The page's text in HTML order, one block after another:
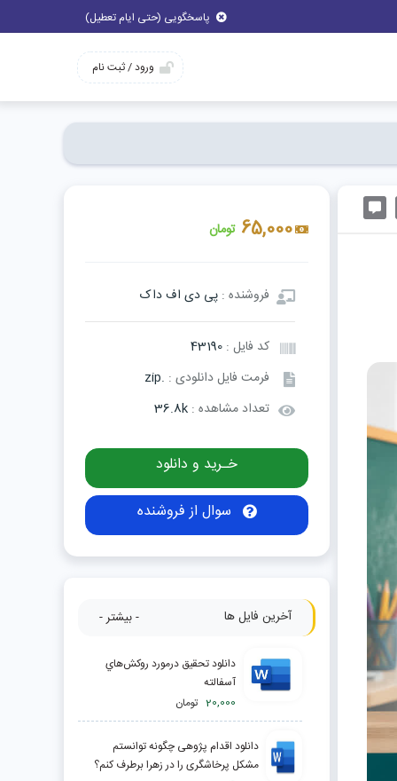
پاسخگویی (حتی ایام تعطیل)
ورود / ثبت نام
65,000 تومان
فروشنده : پی دی اف داک
کد فایل : 43190
فرمت فایل دانلودی : .zip
تعداد مشاهده : 36.8k
خـرید و دانلود
سوال از فروشنده
آخرین فایل ها - بیشتر -
دانلود تحقیق درمورد روكش‌هاي
آسفالته
20,000 تومان
دانلود اقدام پژوهی چگونه توانستم
مشکل پرخاشگری را در زهرا برطرف کنم؟